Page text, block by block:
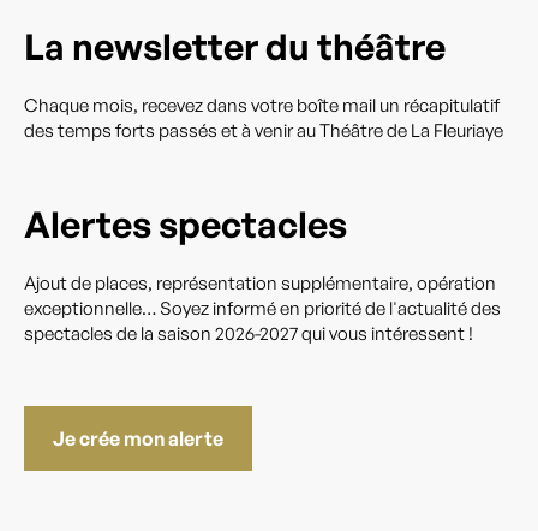
La newsletter du théâtre
Chaque mois, recevez dans votre boîte mail un récapitulatif
des temps forts passés et à venir au Théâtre de La Fleuriaye
Alertes spectacles
Ajout de places, représentation supplémentaire, opération
exceptionnelle… Soyez informé en priorité de l'actualité des
spectacles de la saison 2026-2027 qui vous intéressent !
Je crée mon alerte